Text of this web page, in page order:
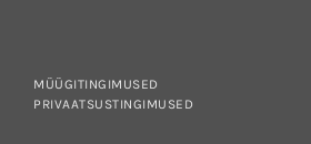
MÜÜGITINGIMUSED
PRIVAATSUSTINGIMUSED